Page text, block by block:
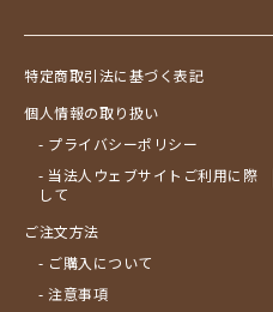
特定商取引法に基づく表記
個人情報の取り扱い
- プライバシーポリシー
- 当法人ウェブサイトご利用に際
して
ご注文方法
- ご購入について
- 注意事項